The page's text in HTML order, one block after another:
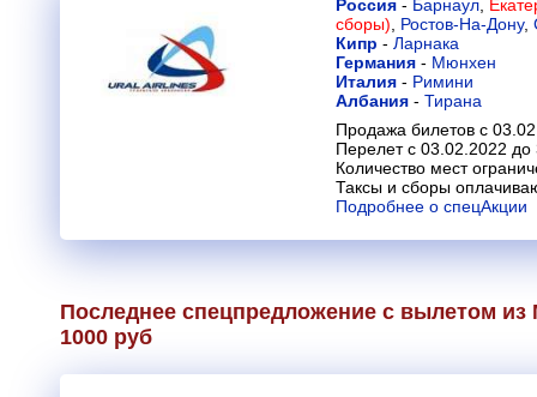
Россия - Барнаул
сборы)
Ростов-На-Дону,
Кипр - Ларнака
Германия - Мюнхен
Италия - Римини
Албания - Тирана
Продажа билетов с
Перелет с 03.02.2022 до
Количество мест
Таксы и сборы
Подробнее о спецАкции
Последнее спецпредложение с вылетом
1000 руб